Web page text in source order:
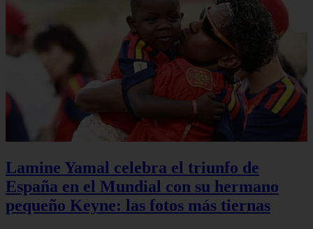
Lamine Yamal celebra el triunfo de
España en el Mundial con su hermano
pequeño Keyne: las fotos más tiernas